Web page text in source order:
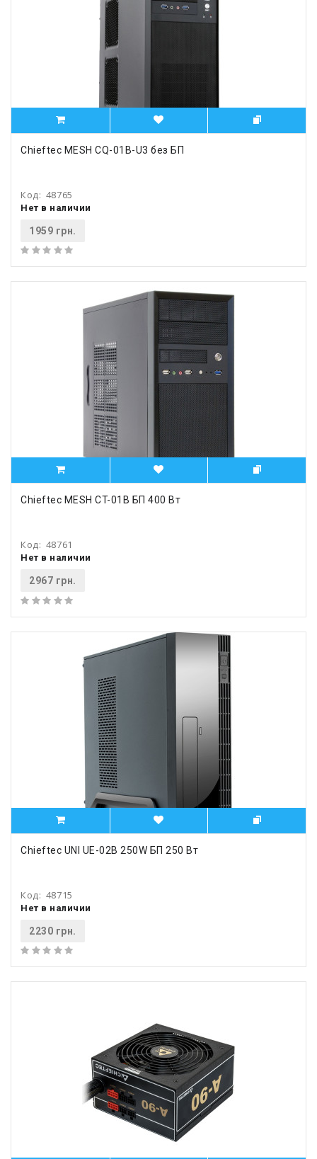
Chieftec MESH CQ-01B-U3 без БП
Код: 48765
Нет в наличии
1959 грн.
Chieftec MESH CT-01B БП 400 Вт
Код: 48761
Нет в наличии
2967 грн.
Chieftec UNI UE-02B 250W БП 250 Вт
Код: 48715
Нет в наличии
2230 грн.